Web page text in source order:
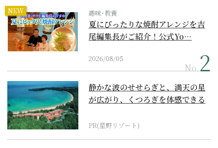
NEW 趣味･教養
夏にぴったりな焼酎アレンジを吉
尾編集長がご紹介！公式Yo…
2026/08/05
No.
静かな波のせせらぎと、満天の星
が広がり、くつろぎを体感できる
PR(星野リゾート)